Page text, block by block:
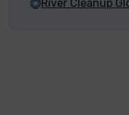
River Cleanup